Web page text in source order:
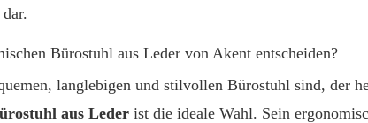
Bürostuhl aus Leder von Akent entscheiden?
langlebigen und stilvollen Bürostuhl sind, der
aus Leder ist die ideale Wahl. Sein